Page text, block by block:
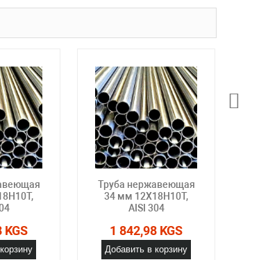
KGS
Труба нержавеющая
34 мм 12Х18Н10Т,
AISI 304
1 842,98 KGS
Добавить в корзину